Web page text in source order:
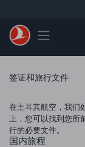
Toggle
签证和旅行文件
在土耳其航空，我们
上，您可以找到您所
行的必要文件。
国内旅程